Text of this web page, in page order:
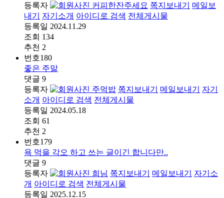
등록자
커피한잔주세요 쪽지보내기
메일보
내기
자기소개 아이디로 검색 전체게시물
등록일 2024.11.29
조회 134
추천 2
번호180
좋은 주말
댓글 9
등록자
주먹밥 쪽지보내기 메일보내기
자기
소개 아이디로 검색 전체게시물
등록일 2024.05.18
조회 61
추천 2
번호179
욕 먹을 각오 하고 쓰는 글이긴 합니다만..
댓글 9
등록자
희님 쪽지보내기 메일보내기
자기소
개 아이디로 검색 전체게시물
등록일 2025.12.15